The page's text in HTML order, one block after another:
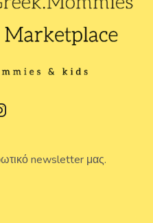
newsletter μας.